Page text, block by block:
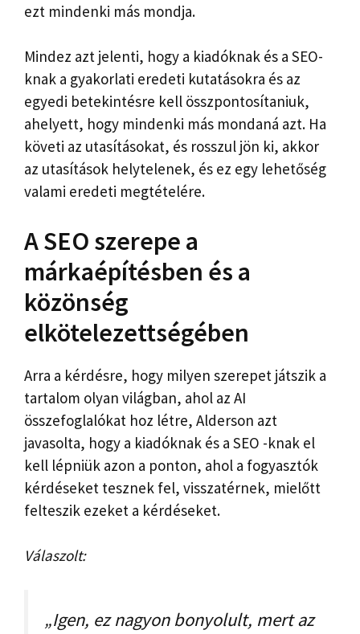
ezt mindenki más mondja.
Mindez azt jelenti, hogy a kiadóknak és a SEO-
knak a gyakorlati eredeti kutatásokra és az
egyedi betekintésre kell összpontosítaniuk,
ahelyett, hogy mindenki más mondaná azt. Ha
követi az utasításokat, és rosszul jön ki, akkor
az utasítások helytelenek, és ez egy lehetőség
valami eredeti megtételére.
A SEO szerepe a
márkaépítésben és a
közönség
elkötelezettségében
Arra a kérdésre, hogy milyen szerepet játszik a
tartalom olyan világban, ahol az AI
összefoglalókat hoz létre, Alderson azt
javasolta, hogy a kiadóknak és a SEO -knak el
kell lépniük azon a ponton, ahol a fogyasztók
kérdéseket tesznek fel, visszatérnek, mielőtt
felteszik ezeket a kérdéseket.
Válaszolt:
„Igen, ez nagyon bonyolult, mert az